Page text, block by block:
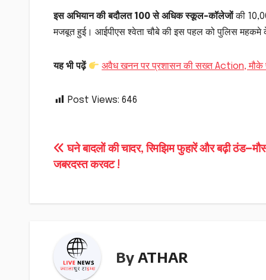
इस अभियान की बदौलत 100 से अधिक स्कूल-कॉलेजोंकी
मजबूत हुई। आईपीएस श्वेता चौबे की इस पहल को पुलिस महकमे
यह भी पढ़ें अवैध खनन पर प्रशासन की सख्त Action, मौके पर
Post Views: 646
Post
घने बादलों की चादर, रिमझिम फुहारें और बढ़ी
जबरदस्त करवट !
By ATHAR